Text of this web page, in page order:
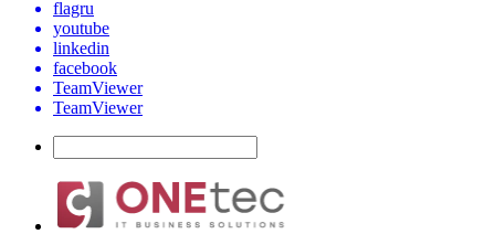
flagru
youtube
linkedin
facebook
TeamViewer
TeamViewer